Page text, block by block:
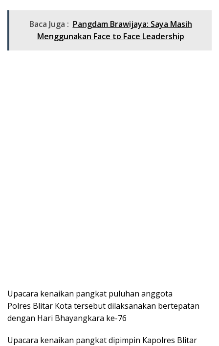
Baca Juga : Pangdam Brawijaya: Saya Masih
Menggunakan Face to Face Leadership
Upacara kenaikan pangkat puluhan anggota
Polres Blitar Kota tersebut dilaksanakan bertepatan
dengan Hari Bhayangkara ke-76
Upacara kenaikan pangkat dipimpin Kapolres Blitar